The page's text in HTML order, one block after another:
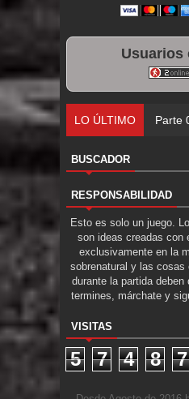
Usuarios
LO ÚLTIMO Parte
BUSCADOR
RESPONSABILIDAD
Esto es solo un juego.
son ideas creadas con
exclusivamente en la
sobrenatural y las cosas
durante la partida deben
termines, márchate y
VISITAS
5 7 4 8 7